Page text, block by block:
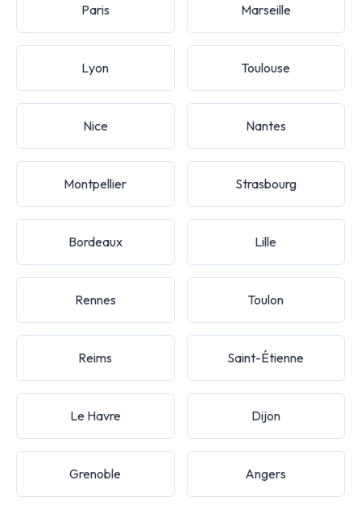
Paris Marseille
Lyon Toulouse
Nice Nantes
Montpellier Strasbourg
Bordeaux Lille
Rennes Toulon
Reims Saint-Étienne
Le Havre Dijon
Grenoble Angers